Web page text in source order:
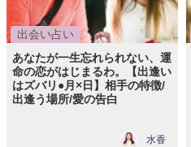
出会い占い
あなたが一生忘れられない、運
命の恋がはじまるわ。【出逢い
はズバリ●月×日】相手の特徴/
出逢う場所/愛の告白
水香